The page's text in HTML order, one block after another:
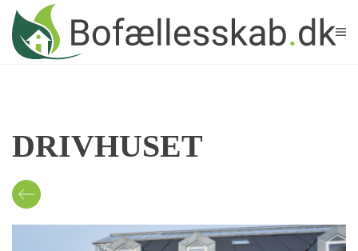
Skip to main content
DRIVHUSET